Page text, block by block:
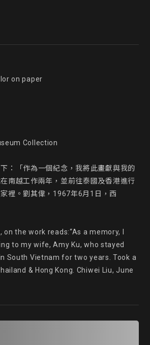
on paper
Collection
：「作為一個紀念，我將此畫獻與我的
南越工作兩年，並前往泰國及香港進行
裡。劉其偉，1967年6月1日，西
the work reads:“As a memory, I
to my wife, Amy Ku, who stayed
South Vietnam for two years. Took a
& Hong Kong. Chiwei Liu, June